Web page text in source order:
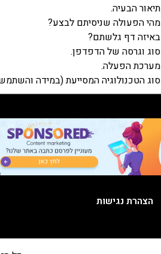
תיאור הבעיה.
מהי הפעולה שניסיתם לבצע?
באיזה דף גלשתם?
סוג וגרסה של הדפדפן.
מערכת הפעלה.
סוג הטכנולוגיה המסייעת (במידה
הצהרת נגישות